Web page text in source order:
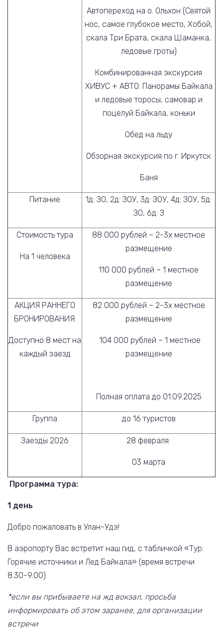
Автопереход на о. Ольхон (Святой
нос, самое глубокое место, Хобой,
скала Три Брата, скала Шаманка,
ледовые гроты)
Комбинированная экскурсия
ХИВУС + АВТО: Панорамы Байкала
и ледовые торосы, самовар и
поцелуй Байкала, коньки
Обед на льду
Обзорная экскурсия по г. Иркутск
Баня
Питание
1д: ЗО, 2д: ЗОУ, 3д: ЗОУ, 4д: ЗОУ, 5д:
ЗО, 6д: З
Стоимость тура
На 1 человека
88 000 рублей – 2-3х местное
размещение
110 000 рублей – 1 местное
размещение
АКЦИЯ РАННЕГО
БРОНИРОВАНИЯ:
Доступно 8 мест на
каждый заезд
82 000 рублей – 2-3х местное
размещение
104 000 рублей – 1 местное
размещение
Полная оплата до 01.09.2025
Группа до 16 туристов
Заезды 2026 28 февраля
03 марта
Программа тура:
1 день
Добро пожаловать в Улан-Удэ!
В аэропорту Вас встретит наш гид, с табличкой «Тур:
Горячие источники и Лед Байкала» (время встречи
8.30-9.00)
*если вы прибываете на жд вокзал, просьба
информировать об этом заранее, для организации
встречи